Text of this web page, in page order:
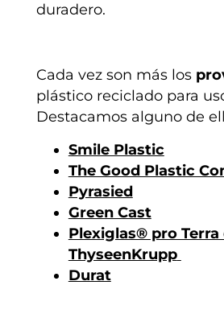
duradero.
Cada vez son más los
plástico reciclado para
Destacamos alguno de
Smile Plastic
The Good Plastic
Pyrasied
Green Cast
Plexiglas® pro Terra
ThyseenKrupp
Durat